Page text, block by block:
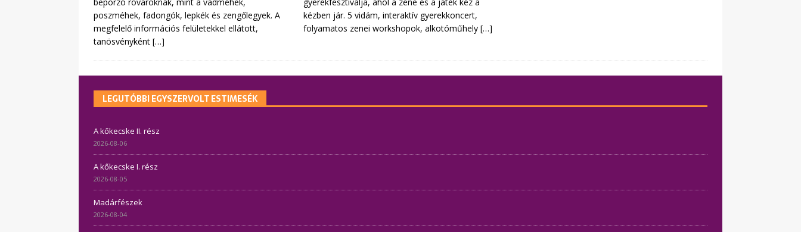
poszméhek, fadongók, lepkék és zengőlegyek. A
megfelelő információs felületekkel ellátott,
tanösvényként […]
kézben jár. 5 vidám, interaktív gyerekkoncert,
folyamatos zenei workshopok, alkotóműhely […]
LEGUTÓBBI EGYSZERVOLT ESTIMESÉK
A kőkecske II. rész
2026-08-06
A kőkecske I. rész
2026-08-05
Madárfészek
2026-08-04